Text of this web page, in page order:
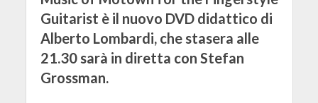
Guitarist è il nuovo DVD didattico di
Alberto Lombardi, che stasera alle
21.30 sarà in diretta con Stefan
Grossman.